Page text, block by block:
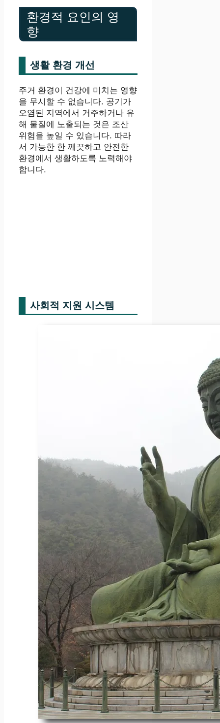
환경적 요인의 영
향
생활 환경 개선
주거 환경이 건강에 미치는 영향
을 무시할 수 없습니다. 공기가
오염된 지역에서 거주하거나 유
해 물질에 노출되는 것은 조산
위험을 높일 수 있습니다. 따라
서 가능한 한 깨끗하고 안전한
환경에서 생활하도록 노력해야
합니다.
사회적 지원 시스템